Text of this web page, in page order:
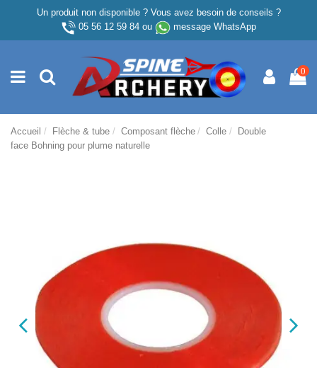
Un produit non disponible ? Vous avez besoin de conseils ?
05 56 12 59 84ou message WhatsApp
0
Accueil Flèche & tube Composant flèche Colle
Double
face Bohning pour plume naturelle